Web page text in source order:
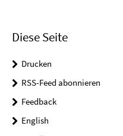
Diese Seite
Drucken
RSS-Feed abonnieren
Feedback
English